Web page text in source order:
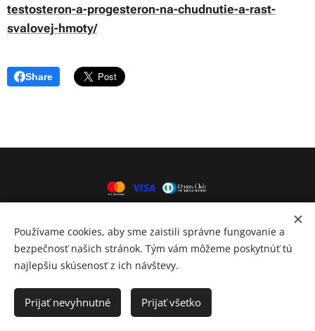
testosteron-a-progesteron-na-chudnutie-a-rast-
svalovej-hmoty/
Share
INFORMACE
Používame cookies, aby sme zaistili správne fungovanie a
bezpečnosť našich stránok. Tým vám môžeme poskytnúť tú
najlepšiu skúsenosť z ich návštevy.
Prijať nevyhnutné Prijať všetko